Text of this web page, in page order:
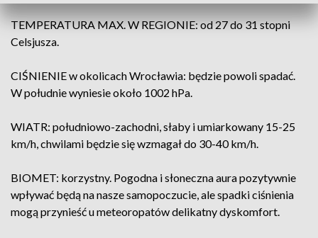
TEMPERATURA MAX. W REGIONIE: od 27 do 31 stopni
Celsjusza.
CIŚNIENIE w okolicach Wrocławia: będzie powoli spadać.
W południe wyniesie około 1002 hPa.
WIATR: południowo-zachodni, słaby i umiarkowany 15-25
km/h, chwilami będzie się wzmagał do 30-40 km/h.
BIOMET: korzystny. Pogodna i słoneczna aura pozytywnie
wpływać będą na nasze samopoczucie, ale spadki ciśnienia
mogą przynieść u meteoropatów delikatny dyskomfort.